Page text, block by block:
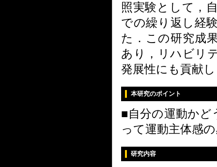
照実験として，
での繰り返し経
た． この研究成
あり，リハビリ
発展性にも貢献
本研究のポイント
■自分の運動かど
って運動主体感
研究内容